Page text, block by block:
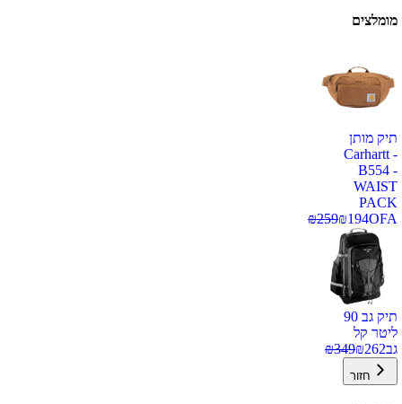
מומלצים
תיק מותן
Carhartt -
B554 -
WAIST
PACK
OFA
₪194
₪259
תיק גב 90
ליטר קל
גב
₪262
₪349
חזור